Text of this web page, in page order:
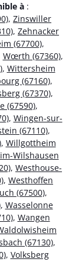
à :
, Zinswiller
, Zehnacker
(67700),
Wœrth (67360),
, Wittersheim
(67160),
(67370),
(67590),
, Wingen-sur-
(67110),
, Willgottheim
Wilshausen
, Westhouse-
, Westhoffen
(67500),
, Wasselonne
, Wangen
(67130),
, Volksberg